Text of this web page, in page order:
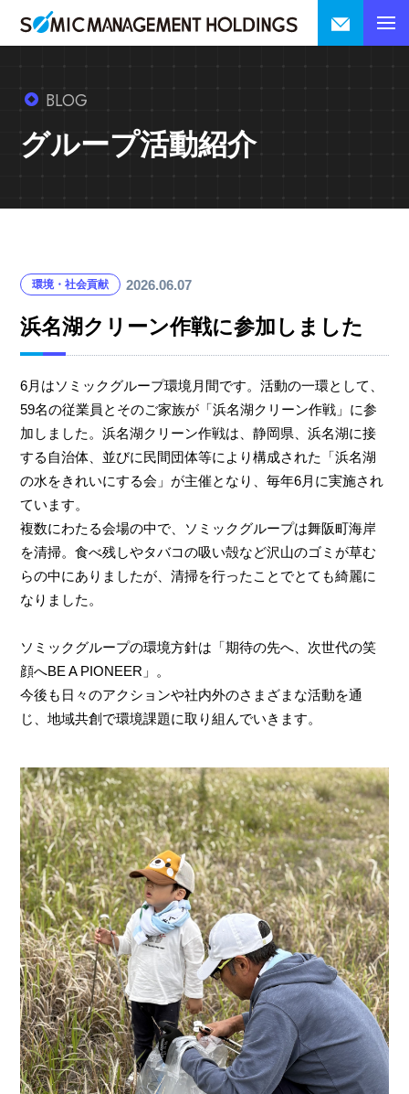
BLOG
グループ活動紹介
環境・社会貢献 2026.06.07
浜名湖クリーン作戦に参加しました
6月はソミックグループ環境月間です。活動の一環として、
59名の従業員とそのご家族が「浜名湖クリーン作戦」に参
加しました。​浜名湖クリーン作戦は、静岡県、浜名湖に接
する自治体、並びに民間団体等により構成された「浜名湖
の水をきれいにする会」が主催となり、毎年6月に実施され
ています。​​
複数にわたる会場の中で、ソミックグループは舞阪町海岸
を清掃。食べ残しやタバコの吸い殻など沢山のゴミが草む
らの中にありましたが、清掃を行ったことでとても綺麗に
なりました。​
ソミックグループの環境方針は「期待の先へ、次世代の笑
顔へBE A PIONEER」。​​
今後も日々のアクションや社内外のさまざまな活動を通
じ、地域共創で環境課題に取り組んでいきます。